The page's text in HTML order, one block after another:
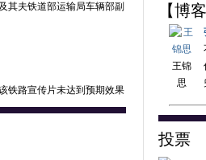
其夫铁道部运输局车辆部副
铁路宣传片未达到预期效果
【博
王锦
思
投票